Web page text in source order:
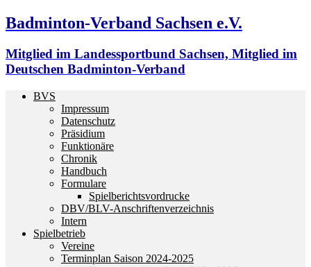
Badminton-Verband Sachsen e.V.
Mitglied im Landessportbund Sachsen, Mitglied im
Deutschen Badminton-Verband
BVS
Impressum
Datenschutz
Präsidium
Funktionäre
Chronik
Handbuch
Formulare
Spielberichtsvordrucke
DBV/BLV-Anschriftenverzeichnis
Intern
Spielbetrieb
Vereine
Terminplan Saison 2024-2025